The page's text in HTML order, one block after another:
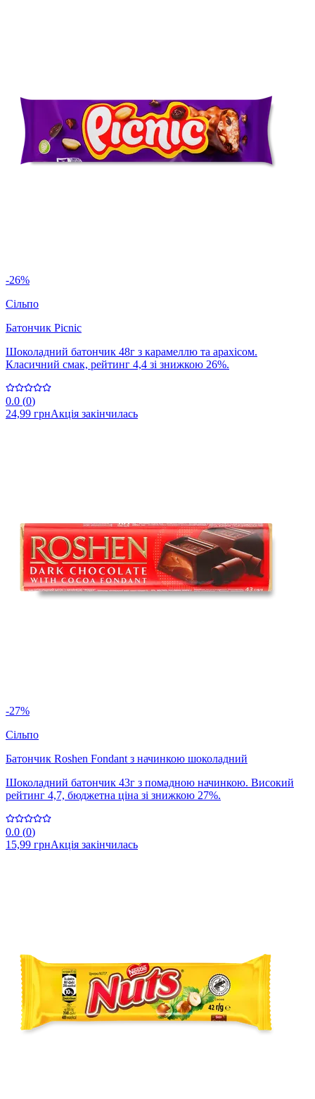
-26%
Сільпо
Батончик Picnic
Шоколадний батончик 48г з карамеллю та арахісом.
Класичний смак, рейтинг 4,4 зі знижкою 26%.
0.0 (0)
24,99 грнАкція закінчилась
-27%
Сільпо
Батончик Roshen Fondant з начинкою шоколадний
Шоколадний батончик 43г з помадною начинкою. Високий
рейтинг 4,7, бюджетна ціна зі знижкою 27%.
0.0 (0)
15,99 грнАкція закінчилась